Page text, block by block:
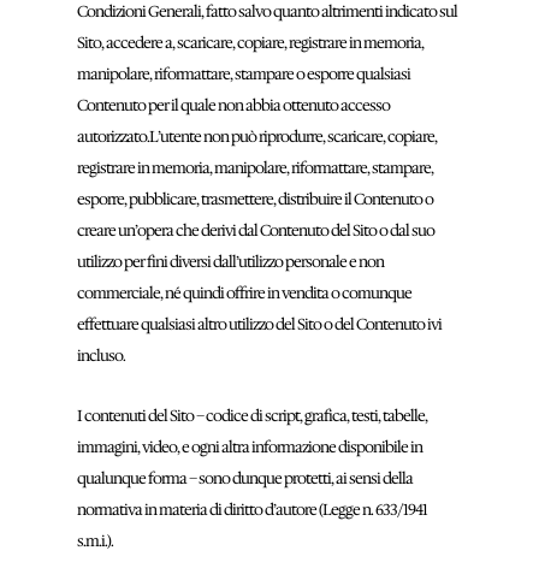
Condizioni Generali, fatto salvo quanto altrimenti indicato sul
Sito, accedere a, scaricare, copiare, registrare in memoria,
manipolare, riformattare, stampare o esporre qualsiasi
Contenuto per il quale non abbia ottenuto accesso
autorizzato.L’utente non può riprodurre, scaricare, copiare,
registrare in memoria, manipolare, riformattare, stampare,
esporre, pubblicare, trasmettere, distribuire il Contenuto o
creare un’opera che derivi dal Contenuto del Sito o dal suo
utilizzo per fini diversi dall’utilizzo personale e non
commerciale, né quindi offrire in vendita o comunque
effettuare qualsiasi altro utilizzo del Sito o del Contenuto ivi
incluso.
I contenuti del Sito – codice di script, grafica, testi, tabelle,
immagini, video, e ogni altra informazione disponibile in
qualunque forma – sono dunque protetti, ai sensi della
normativa in materia di diritto d’autore (Legge n. 633/1941
s.m.i.).